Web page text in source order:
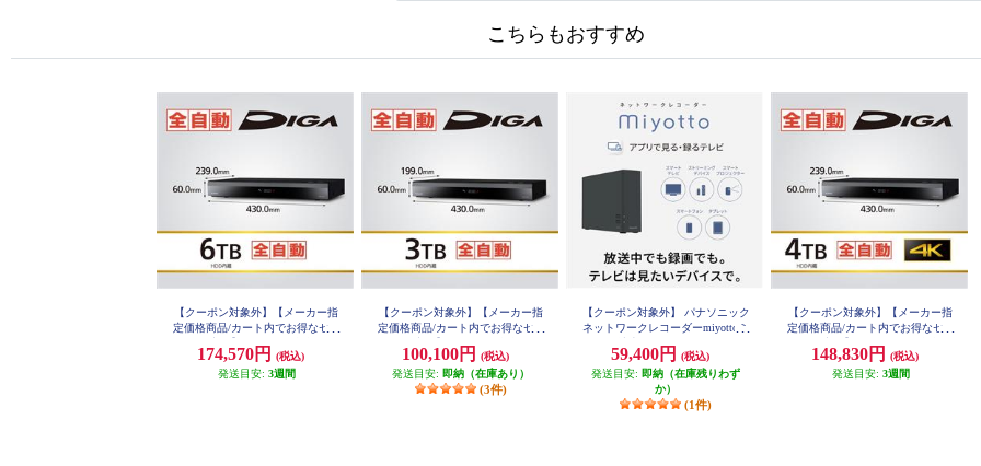
こちらもおすすめ
【クーポン対象外】【メーカー指
定価格商品/カート内でお得なセー
ルーレイディスクレコーダーDIGA
(ディーガ) 6TBHDD内蔵 DMR-2X6
174,570円
(税込)
発送目安: 3週間
【クーポン対象外】【メーカー指
定価格商品/カート内でお得なセー
ルーレイディスクレコーダーDIGA
(ディーガ) 3TBHDD内蔵 DMR-2X3
03
100,100円
(税込)
発送目安: 即納（在庫あり）
(3件)
【クーポン対象外】 パナソニック
ネットワークレコーダーmiyottoミ
蔵 2TBHDD内蔵 UN-ST20A-H
59,400円
(税込)
発送目安: 即納（在庫残りわず
か）
(1件)
【クーポン対象外】【メーカー指
定価格商品/カート内でお得なセー
ブルーレイディスクレコーダーDI
GA(ディーガ) 4TBHDD内蔵 DMR-
148,830円
(税込)
発送目安: 3週間